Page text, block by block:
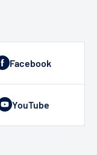
Facebook
YouTube